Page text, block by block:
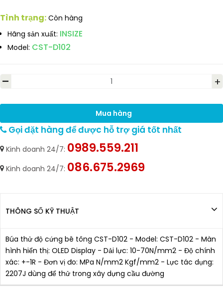
Tình trạng: Còn hàng
Hãng sản xuất: INSIZE
Model: CST-D102
- +
Mua hàng
Gọi đặt hàng để được hỗ trợ giá tốt nhất
Kinh doanh 24/7: 0989.559.211
Kinh doanh 24/7: 086.675.2969
THÔNG SỐ KỸ THUẬT
Búa thử độ cứng bê tông CST-D102 - Model: CST-D102 - Màn
hình hiển thị: OLED Display - Dải lực: 10-70N/mm2 - Độ chính
xác: +-1R - Đơn vị đo: MPa N/mm2 Kgf/mm2 - Lực tác dụng:
2207J dùng để thử trong xây dựng cầu đường